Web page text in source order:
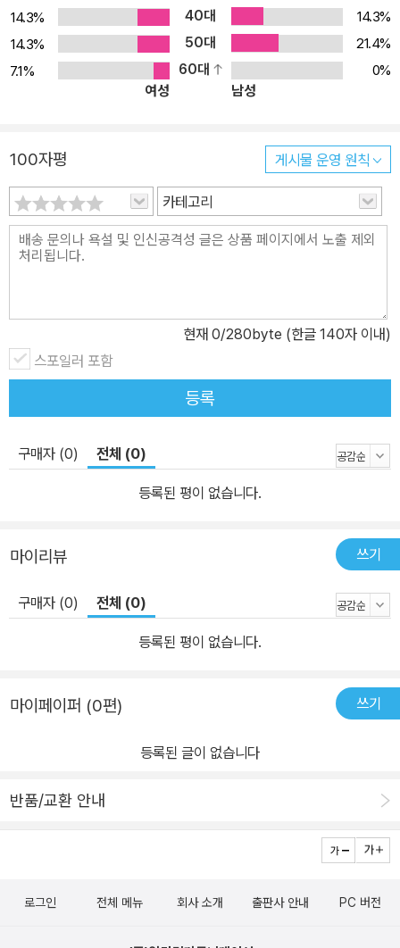
14.3%
40대
14.3%
14.3%
50대
21.4%
7.1%
60대
0%
여성
남성
100자평 게시물 운영 원칙
카테고리
현재 0/280byte (한글 140자 이내)
스포일러 포함
등록
구매자 (0) 전체 (0)
등록된 평이 없습니다.
마이리뷰 쓰기
구매자 (0) 전체 (0)
등록된 평이 없습니다.
마이페이퍼 (0편) 쓰기
등록된 글이 없습니다
반품/교환 안내
로그인 전체 메뉴 회사 소개 출판사 안내 PC 버전